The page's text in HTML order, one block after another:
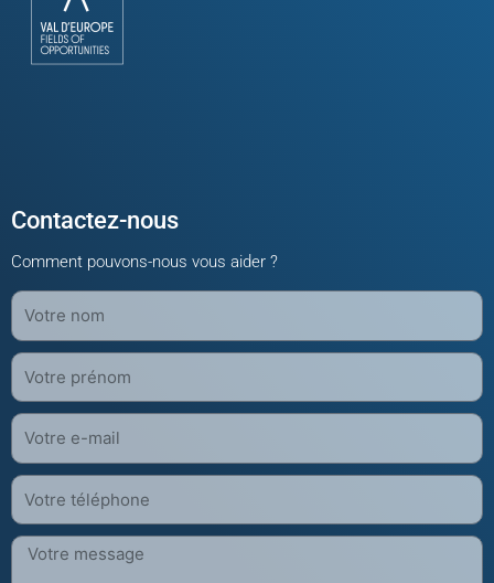
Contactez-nous
Comment pouvons-nous vous aider ?
Nom
Prénom
Votre
mail
Téléphone
Message